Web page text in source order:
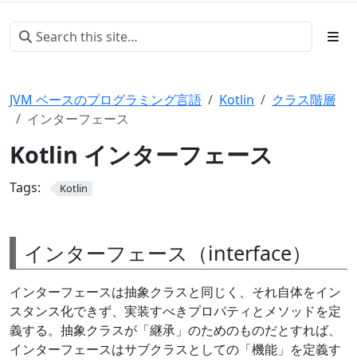
JVM ベースのプログラミング言語 Kotlin
クラス階層
インターフェース
Kotlin インターフェース
Tags: Kotlin
インターフェース（interface）
インターフェースは抽象クラスと同じく、それ自体をイン
スタンス化できず、実装すべきプロパティとメソッドを定
義する。抽象クラスが「継承」のためのものだとすれば、
インターフェースはサブクラスとしての「機能」を定義す